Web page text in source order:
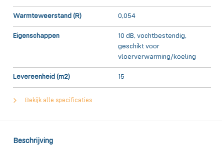
Warmteweerstand (R) 0,054
Eigenschappen
10 dB, vochtbestendig,
geschikt voor
vloerverwarming/koeling
Levereenheid (m2) 15
Bekijk alle specificaties
Beschrijving